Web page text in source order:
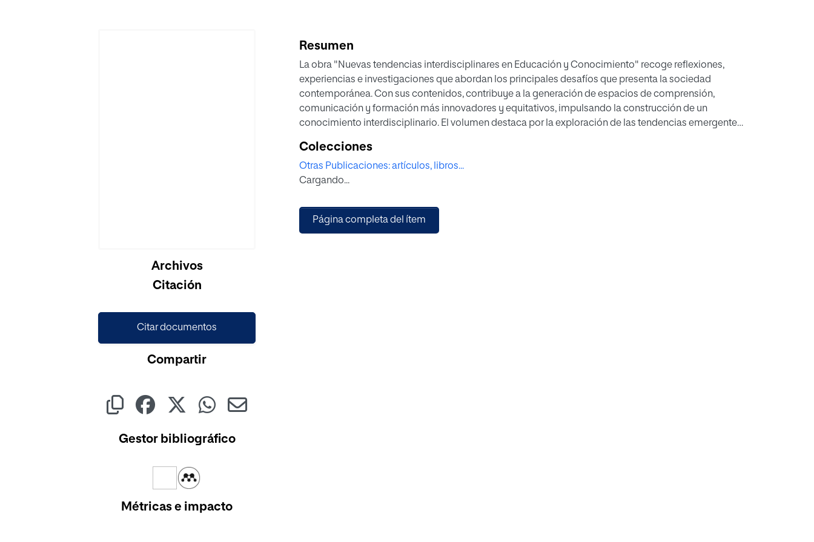
Archivos
Citación
Citar documentos
Compartir
Gestor bibliográfico
Métricas e impacto
Resumen
La obra "Nuevas tendencias interdisciplinares en Educación y Conocimiento" recoge reflexiones,
experiencias e investigaciones que abordan los principales desafíos que presenta la sociedad
contemporánea. Con sus contenidos, contribuye a la generación de espacios de comprensión,
comunicación y formación más innovadores y equitativos, impulsando la construcción de un
conocimiento interdisciplinario. El volumen destaca por la exploración de las tendencias emergentes
educación. Se adentra, además, en la implementación práctica de las tecnologías de la información y
la comunicación. También muestra ejemplos del uso de la inteligencia artificial en procesos
pedagógicos, ofreciendo una perspectiva crítica y reflexiva. En conjunto, la obra se erige como una
ámbitos de la educación y el conocimiento en la actualidad.
Colecciones
Otras Publicaciones: artículos, libros...
Cargando...
Página completa del ítem